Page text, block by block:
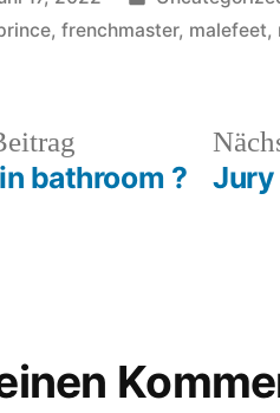
in
,frenchmaster, malefeet,
Beitrag:
bathroom ? Jury